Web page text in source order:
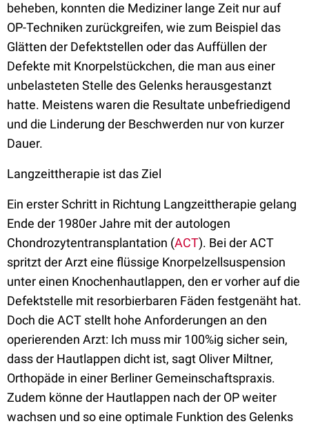
beheben, konnten die Mediziner lange Zeit nur auf
OP-Techniken zurückgreifen, wie zum Beispiel das
Glätten der Defektstellen oder das Auffüllen der
Defekte mit Knorpelstückchen, die man aus einer
unbelasteten Stelle des Gelenks herausgestanzt
hatte. Meistens waren die Resultate unbefriedigend
und die Linderung der Beschwerden nur von kurzer
Dauer.
Langzeittherapie ist das Ziel
Ein erster Schritt in Richtung Langzeittherapie gelang
Ende der 1980er Jahre mit der autologen
Chondrozytentransplantation (ACT). Bei der ACT
spritzt der Arzt eine flüssige Knorpelzellsuspension
unter einen Knochenhautlappen, den er vorher auf die
Defektstelle mit resorbierbaren Fäden festgenäht hat.
Doch die ACT stellt hohe Anforderungen an den
operierenden Arzt: Ich muss mir 100%ig sicher sein,
dass der Hautlappen dicht ist, sagt Oliver Miltner,
Orthopäde in einer Berliner Gemeinschaftspraxis.
Zudem könne der Hautlappen nach der OP weiter
wachsen und so eine optimale Funktion des Gelenks